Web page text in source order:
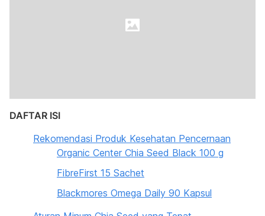
DAFTAR ISI
Rekomendasi Produk Kesehatan Pencernaan
Organic Center Chia Seed Black 100 g
FibreFirst 15 Sachet
Blackmores Omega Daily 90 Kapsul